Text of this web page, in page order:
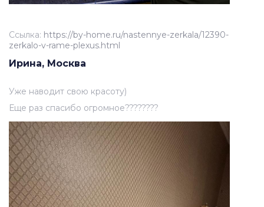
Ссылка: https://by-home.ru/nastennye-zerkala/12390-
zerkalo-v-rame-plexus.html
Ирина, Москва
Уже наводит свою красоту)
Еще раз спасибо огромное????????